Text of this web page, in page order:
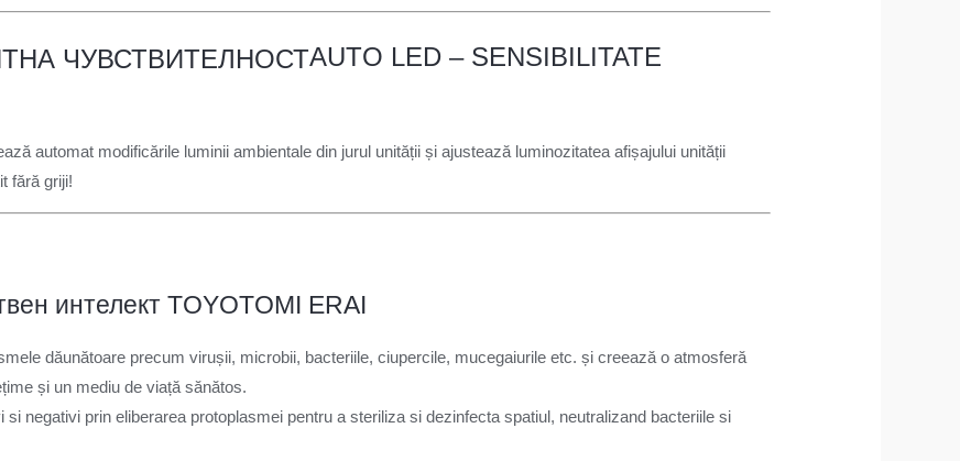
AUTO LED – SENSIBILITATE
automat modificările luminii ambientale din jurul unității și ajustează luminozitatea afișajului unității
fără griji!
dăunătoare precum virușii, microbii, bacteriile, ciupercile, mucegaiurile etc. și creează o atmosferă
și un mediu de viață sănătos.
si negativi prin eliberarea protoplasmei pentru a steriliza si dezinfecta spatiul, neutralizand bacteriile si